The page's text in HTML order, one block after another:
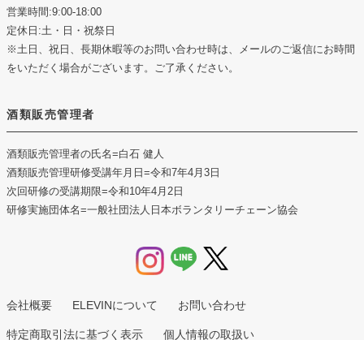
営業時間:9:00-18:00
定休日:土・日・祝祭日
※土日、祝日、長期休暇等のお問い合わせ時は、メールのご返信にお時間
をいただく場合がございます。ご了承ください。
酒類販売管理者
酒類販売管理者の氏名=白石 健人
酒類販売管理研修受講年月日 =令和7年4月3日
次回研修の受講期限=令和10年4月2日
研修実施団体名=一般社団法人日本ボランタリーチェーン協会
会社概要 ELEVINについて お問い合わせ
特定商取引法に基づく表示 個人情報の取扱い